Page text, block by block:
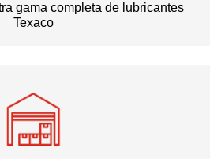
gama completa de lubricantes
Texaco